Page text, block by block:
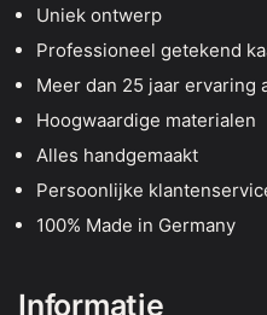
Uniek ontwerp
Professioneel getekend
Meer dan 25 jaar ervaring
Hoogwaardige materialen
Alles handgemaakt
Persoonlijke
100% Made in Germany
Informatie